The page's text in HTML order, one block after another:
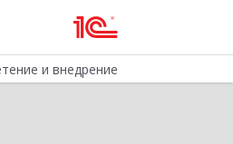
и внедрение